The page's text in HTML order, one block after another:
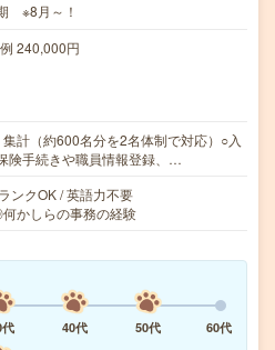
※8月～！
240,000円
計（約600名分を2名体制で対応）○入
手続きや職員情報登録、…
ンクOK / 英語力不要
かしらの事務の経験
40代 50代
60代